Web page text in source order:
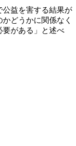
公益を害する結果が
どうかに関係なく
要がある」と述べ